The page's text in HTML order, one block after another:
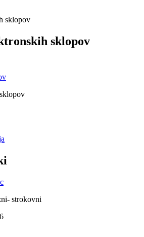
sklopov
sklopov
strokovni
6